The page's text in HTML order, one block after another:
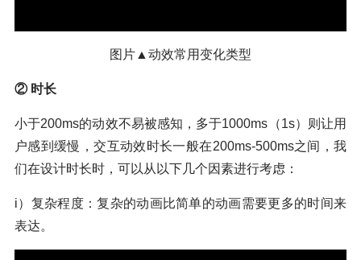
图片▲动效常用变化类型
② 时长
小于200ms的动效不易被感知，多于1000ms（1s）则让用
户感到缓慢，交互动效时长一般在200ms-500ms之间，我
们在设计时长时，可以从以下几个因素进行考虑：
i）复杂程度：复杂的动画比简单的动画需要更多的时间来
表达。